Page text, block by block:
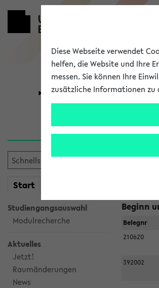
Universität
Start
Studiengangsauswahl
Modulrecherche
Aktuelles
Jetzt!
Raumänderungen
News
Zu viele
Beginn
Belegnr
210620
392002
Diese Webseite verwendet
helfen, die Website und Ihre
messen. Sie können Ihre
zusätzliche Informationen zu